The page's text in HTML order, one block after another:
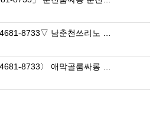
8733▽ 남춘천쓰리노 …
8733〉 애막골룸싸롱 …